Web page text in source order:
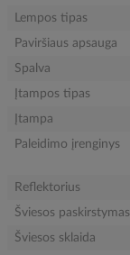
Lempos tipas
Paviršiaus apsauga
Spalva
Įtampos tipas
Įtampa
Paleidimo įrenginys
Reflektorius
Šviesos paskirstymas
Šviesos sklaida